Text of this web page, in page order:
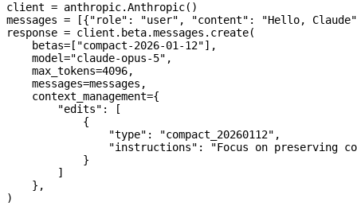
client = anthropic.Anthropic()
messages = [{"role" : "user" , "content" :
"Hello, Claude"
response = client.beta.messages.create(
    betas
= [ "compact-2026-01-12"],
    model
="claude-opus-5" ,
    max_tokens
=4096,
    messages
=messages,
    context_management
={
        "edits"
: [
            {
                "type"
: "compact_20260112" ,
                "instructions"
:
"Focus on preserving
            }
        ]
    },
)